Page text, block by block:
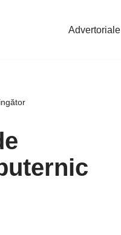
Advertoriale